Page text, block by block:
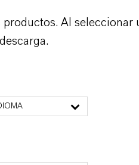
Al seleccionar